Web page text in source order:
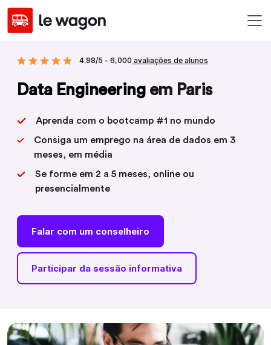
4.98/5 - 6,000 avaliações de alunos
Data Engineering em Paris
Aprenda com o bootcamp #1 no mundo
Consiga um emprego na área de dados em 3
meses, em média
Se forme em 2 a 5 meses, online ou
presencialmente
Falar com um conselheiro
Participar da sessão informativa